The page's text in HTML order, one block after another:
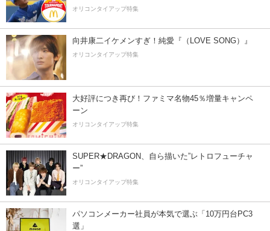
オリコンタイアップ特集
向井康二イケメンすぎ！純愛『（LOVE SONG）』
オリコンタイアップ特集
大好評につき再び！ファミマ名物45％増量キャンペ
ーン
オリコンタイアップ特集
SUPER★DRAGON、自ら描いた”レトロフューチャ
ー”
オリコンタイアップ特集
パソコンメーカー社員が本気で選ぶ「10万円台PC3
選」